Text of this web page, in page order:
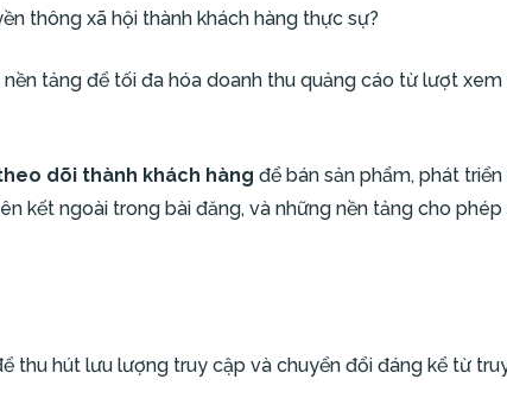
thông xã hội thành khách hàng thực sự?
tảng để tối đa hóa doanh thu quảng cáo từ lượt
dõi thành khách hàng để bán sản phẩm, phát
kết ngoài trong bài đăng, và những nền tảng cho
thu hút lưu lượng truy cập và chuyển đổi đáng kể từ